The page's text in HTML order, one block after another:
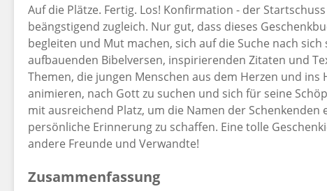
Auf die Plätze. Fertig. Los! Konfirmation - der
beängstigend zugleich. Nur gut, dass dieses
begleiten und Mut machen, sich auf die Suche nach
aufbauenden Bibelversen, inspirierenden Zitaten und
Themen, die jungen Menschen aus dem Herzen und ins
animieren, nach Gott zu suchen und sich für seine
mit ausreichend Platz, um die Namen der Schenkenden
persönliche Erinnerung zu schaffen. Eine tolle
andere Freunde und Verwandte!
Zusammenfassung